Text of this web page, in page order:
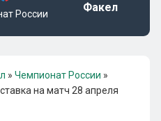
России Факел
» Чемпионат России »
на матч 28 апреля